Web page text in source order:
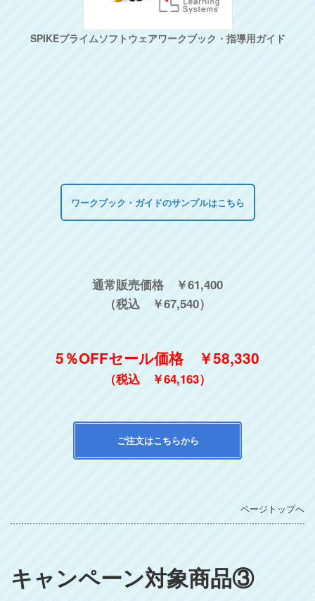
SPIKEプライムソフトウェアワークブック・指導用ガイド
ワークブック・ガイドのサンプルはこちら
通常販売価格 ￥61,400
（税込 ￥67,540）
5％OFFセール価格 ￥58,330
（税込 ￥64,163）
ご注文はこちらから
ページトップへ
キャンペーン対象商品③